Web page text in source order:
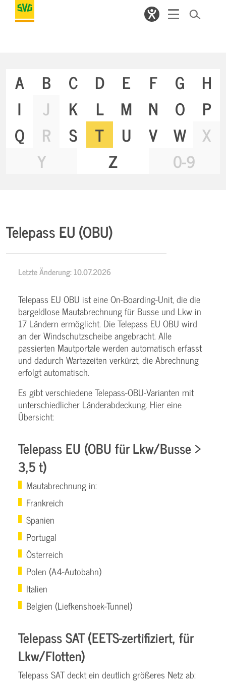
A B C D E F G
H
I
J K L M N O
P
Q
R S T U V W
X
Y
Z 0-9
Telepass EU (OBU)
Letzte Änderung: 10.07.2026
Telepass EU OBU ist eine On-Boarding-Unit, die die
bargeldlose Mautabrechnung für Busse und Lkw in
17 Ländern ermöglicht. Die Telepass EU OBU wird
an der Windschutzscheibe angebracht. Alle
passierten Mautportale werden automatisch erfasst
und dadurch Wartezeiten verkürzt, die Abrechnung
erfolgt automatisch.
Es gibt verschiedene Telepass-OBU-Varianten mit
unterschiedlicher Länderabdeckung. Hier eine
Übersicht:
Telepass EU (OBU für Lkw/Busse >
3,5 t)
Mautabrechnung in:
Frankreich
Spanien
Portugal
Österreich
Polen (A4-Autobahn)
Italien
Belgien (Liefkenshoek-Tunnel)
Telepass SAT (EETS-zertifiziert, für
Lkw/Flotten)
Telepass SAT deckt ein deutlich größeres Netz ab: